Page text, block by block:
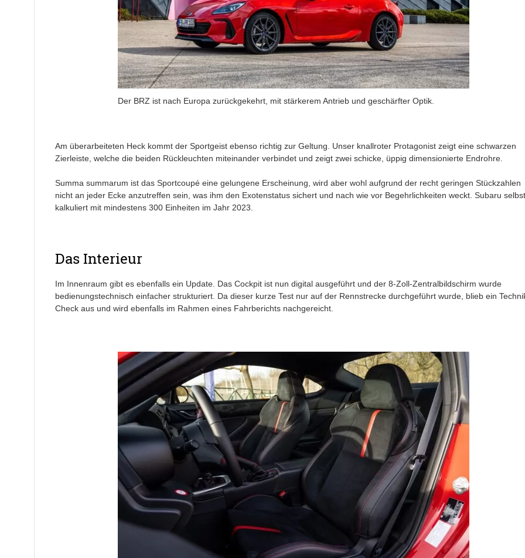
Der BRZ ist nach Europa zurückgekehrt, mit stärkerem Antrieb und geschärfter Optik.
Am überarbeiteten Heck kommt der Sportgeist ebenso richtig zur Geltung. Unser knallroter Protagonist zeigt eine schwarzen
Zierleiste, welche die beiden Rückleuchten miteinander verbindet und zeigt zwei schicke, üppig dimensionierte Endrohre.
Summa summarum ist das Sportcoupé eine gelungene Erscheinung, wird aber wohl aufgrund der recht geringen Stückzahlen
nicht an jeder Ecke anzutreffen sein, was ihm den Exotenstatus sichert und nach wie vor Begehrlichkeiten weckt. Subaru selbst
kalkuliert mit mindestens 300 Einheiten im Jahr 2023.
Das Interieur
Im Innenraum gibt es ebenfalls ein Update. Das Cockpit ist nun digital ausgeführt und der 8-Zoll-Zentralbildschirm wurde
bedienungstechnisch einfacher strukturiert. Da dieser kurze Test nur auf der Rennstrecke durchgeführt wurde, blieb ein
Check aus und wird ebenfalls im Rahmen eines Fahrberichts nachgereicht.